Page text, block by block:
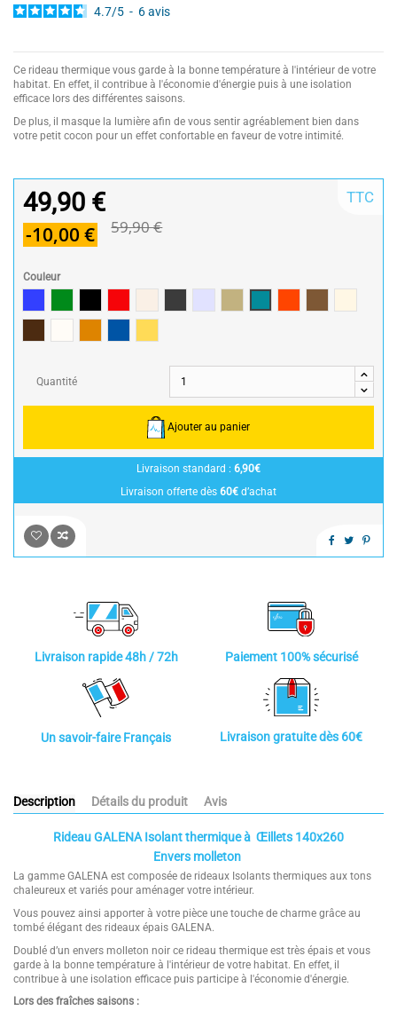
4.7/5 - 6avis
Ce rideau thermique vous garde à la bonne température à l'intérieur de votre
habitat. En effet, il contribue à l'économie d'énergie puis à une isolation
efficace lors des différentes saisons.
De plus, il masque la lumière afin de vous sentir agréablement bien dans
votre petit cocon pour un effet confortable en faveur de votre intimité.
49,90 €
-10,00 € 59,90 €
TTC
Couleur
Quantité
Ajouter au panier
Livraison standard : 6,90€
Livraison offerte dès 60€ d’achat
Livraison rapide 48h / 72h Paiement 100% sécurisé
Un savoir-faire Français Livraison gratuite dès 60€
Description Détails du produit Avis
Rideau GALENA Isolant thermique à Œillets 140x260
Envers molleton
La gamme GALENA est composée de rideaux Isolants thermiques aux tons
chaleureux et variés pour aménager votre intérieur.
Vous pouvez ainsi apporter à votre pièce une touche de charme grâce au
tombé élégant des rideaux épais GALENA.
Doublé d’un envers molleton noir ce rideau thermique est très épais et vous
garde à la bonne température à l'intérieur de votre habitat. En effet, il
contribue à une isolation efficace puis participe à l'économie d'énergie.
Lors des fraîches saisons :